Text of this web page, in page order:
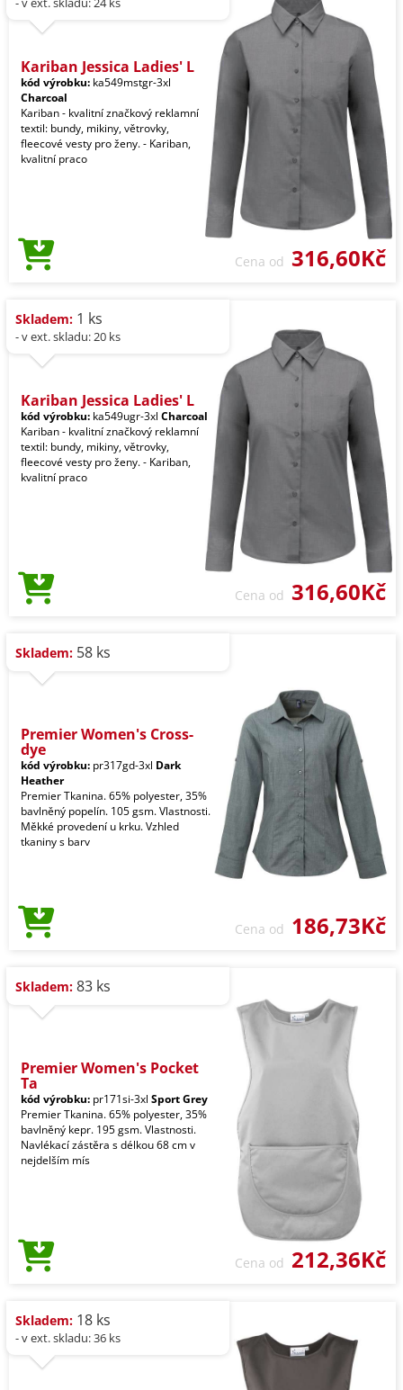
Kariban Jessica Ladies' L
kód výrobku: ka549mstgr-3xl
Charcoal
Kariban - kvalitní značkový reklamní
textil: bundy, mikiny, větrovky,
fleecové vesty pro ženy. - Kariban,
kvalitní praco
Cena od 316,60Kč
Skladem: 1 ks
- v ext. skladu: 20 ks
Kariban Jessica Ladies' L
kód výrobku: ka549ugr-3xl Charcoal
Kariban - kvalitní značkový reklamní
textil: bundy, mikiny, větrovky,
fleecové vesty pro ženy. - Kariban,
kvalitní praco
Cena od 316,60Kč
Skladem: 58 ks
Premier Women's Cross-
dye
kód výrobku: pr317gd-3xl Dark
Heather
Premier Tkanina. 65% polyester, 35%
bavlněný popelín. 105 gsm. Vlastnosti.
Měkké provedení u krku. Vzhled
tkaniny s barv
Cena od 186,73Kč
Skladem: 83 ks
Premier Women's Pocket
Ta
kód výrobku: pr171si-3xl Sport Grey
Premier Tkanina. 65% polyester, 35%
bavlněný kepr. 195 gsm. Vlastnosti.
Navlékací zástěra s délkou 68 cm v
nejdelším mís
Cena od 212,36Kč
Skladem: 18 ks
- v ext. skladu: 36 ks